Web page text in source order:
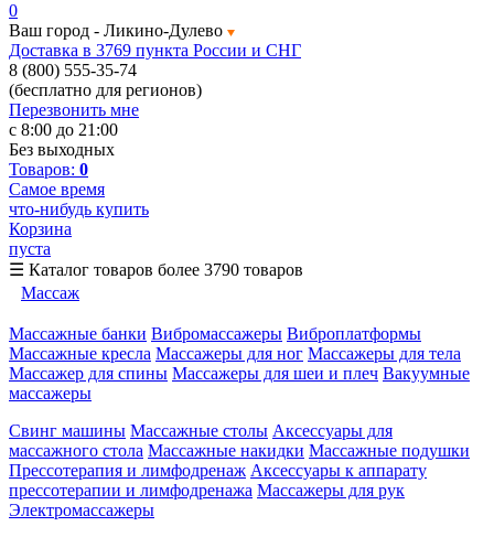
0
Ваш город - Ликино-Дулево
Доставка в 3769 пункта России и СНГ
8 (800) 555-35-74
(бесплатно для регионов)
Перезвонить мне
с 8:00 до 21:00
Без выходных
Товаров: 0
Самое время
что-нибудь купить
Корзина
пуста
☰ Каталог товаров более 3790 товаров
Массаж
Массажные банки Вибромассажеры Виброплатформы
Массажные кресла Массажеры для ног Массажеры для тела
Массажер для спины Массажеры для шеи и плеч Вакуумные
массажеры
Свинг машины Массажные столы Аксессуары для
массажного стола Массажные накидки Массажные подушки
Прессотерапия и лимфодренаж Аксессуары к аппарату
прессотерапии и лимфодренажа Массажеры для рук
Электромассажеры